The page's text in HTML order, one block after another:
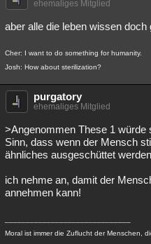
ehemaliges Mitglied
aber alle die leben wissen
Cher: I want to do something for humanity.
Josh: How about sterilization?
purgatory
ehemaliges Mitglied
>Angenommen These 1
Sinn, dass wenn der Mensch
ähnliches ausgeschüttet
ich nehme an, damit der
annehmen kann!
Moral ist immer die Zuflucht der Menschen,